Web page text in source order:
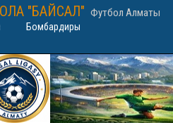
"БАЙСАЛ" Футбол Алматы
Бомбардиры